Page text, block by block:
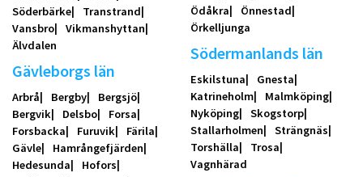
Söderbärke
Transtrand
Vansbro
Vikmanshyttan
Älvdalen
Gävleborgs län
Arbrå Bergby
Bergsjö
Bergvik
Delsbo
Forsa
Forsbacka
Furuvik
Färila
Gävle
Hamrångefjärden
Hedesunda
Hofors
Ödåkra
Önnestad
Örkelljunga
Södermanlands län
Eskilstuna
Gnesta
Katrineholm
Malmköping
Nyköping
Skogstorp
Stallarholmen
Strängnäs
Torshälla
Trosa
Vagnhärad